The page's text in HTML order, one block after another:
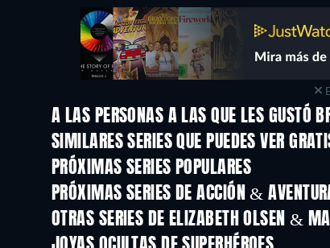
A LAS PERSONAS A LAS QUE LES GUSTÓ
TV
SIMILARES SERIES QUE PUEDES VER
PRÓXIMAS SERIES POPULARES
TV
PRÓXIMAS SERIES DE ACCIÓN &
Temporada 2
OTRAS SERIES DE ELIZABETH OLSEN &
TV